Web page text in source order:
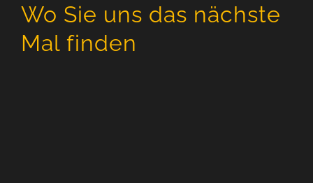
Wo Sie uns das nächste
Mal finden